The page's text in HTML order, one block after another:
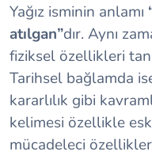
Yağız isminin anlamı
atılgan”dır. Aynı
fiziksel özellikleri
Tarihsel bağlamda
kararlılık gibi
kelimesi özellikle
mücadeleci